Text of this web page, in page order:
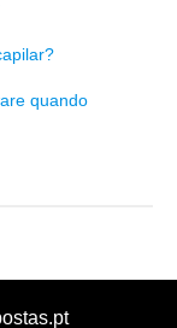
quando